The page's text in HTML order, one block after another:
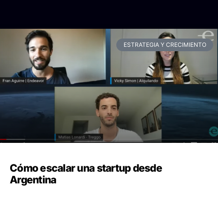
ESTRATEGIA Y CRECIMIENTO
Cómo escalar una startup desde
Argentina